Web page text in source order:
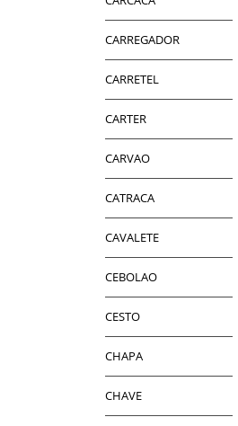
CARREGADOR
CARRETEL
CARTER
CARVAO
CATRACA
CAVALETE
CEBOLAO
CESTO
CHAPA
CHAVE